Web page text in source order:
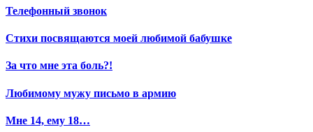
Телефонный звонок
Стихи посвящаются моей любимой бабушке
За что мне эта боль?!
Любимому мужу письмо в армию
Мне 14, ему 18…